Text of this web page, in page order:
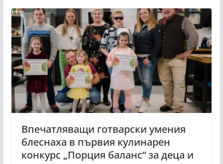
Впечатляващи готварски умения
блеснаха в първия кулинарен
конкурс „Порция баланс“ за деца и